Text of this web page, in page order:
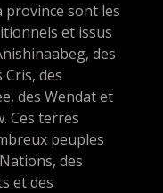
sont les
et issus
des
Cris, des
des Wendat et
Ces terres
peuples
des
et des